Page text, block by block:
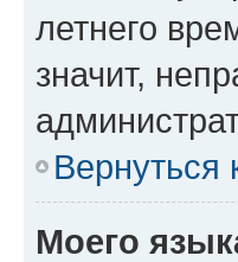
летнего
значит,
Вернуться
Моего